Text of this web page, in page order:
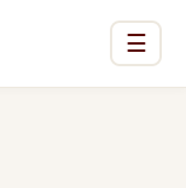
☰